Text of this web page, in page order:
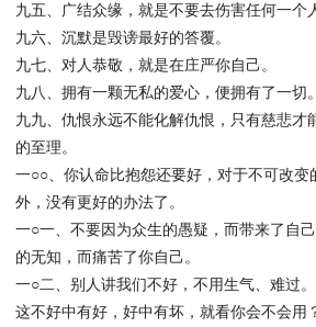
九五、广结众缘，就是不要去伤害任何一个
九六、沉默是毁谤最好的答覆。
九七、对人恭敬，就是在庄严你自己。
九八、拥有一颗无私的爱心，便拥有了一切。
九九、仇恨永远不能化解仇恨，只有慈悲才
的至理。
一○○、你认命比抱怨还要好，对于不可改变
外，没有更好的办法了。
一○一、不要因为众生的愚疑，而带来了自
的无知，而痛苦了你自己。
一○二、别人讲我们不好，不用生气、难过
这不好中有好，好中有坏，就看你会不会用